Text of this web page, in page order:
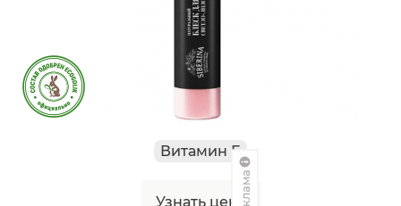
Витамин Е
Узнать ценуРеклама